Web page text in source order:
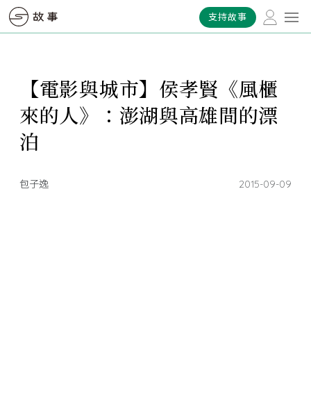
支持故事
【電影與城市】侯孝賢《風櫃
來的人》：澎湖與高雄間的漂
泊
包子逸 2015-09-09